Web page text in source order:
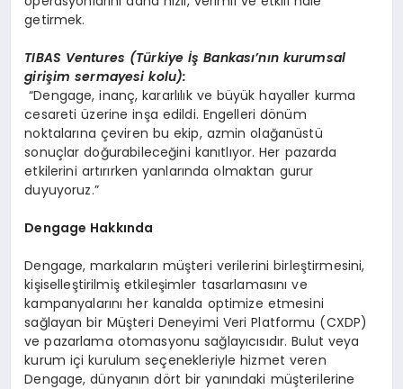
getirmek.
TIBAS Ventures (Türkiye İş Bankası’nın kurumsal
girişim sermayesi kolu):
“Dengage, inanç, kararlılık ve büyük hayaller kurma
cesareti üzerine inşa edildi. Engelleri dönüm
noktalarına çeviren bu ekip, azmin olağanüstü
sonuçlar doğurabileceğini kanıtlıyor. Her pazarda
etkilerini artırırken yanlarında olmaktan gurur
duyuyoruz.”
Dengage Hakkında
Dengage, markaların müşteri verilerini birleştirmesini,
kişiselleştirilmiş etkileşimler tasarlamasını ve
kampanyalarını her kanalda optimize etmesini
sağlayan bir Müşteri Deneyimi Veri Platformu (CXDP)
ve pazarlama otomasyonu sağlayıcısıdır. Bulut veya
kurum içi kurulum seçenekleriyle hizmet veren
Dengage, dünyanın dört bir yanındaki müşterilerine